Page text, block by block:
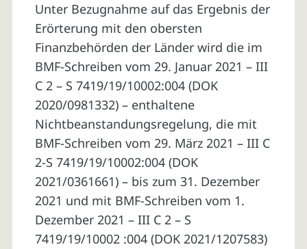
Unter Bezugnahme auf das Ergebnis der
Erörterung mit den obersten
Finanzbehörden der Länder wird die im
BMF-Schreiben vom 29. Januar 2021 – III
C 2 – S 7419/19/10002:004 (DOK
2020/0981332) – enthaltene
Nichtbeanstandungsregelung, die mit
BMF-Schreiben vom 29. März 2021 – III C
2-S 7419/19/10002:004 (DOK
2021/0361661) – bis zum 31. Dezember
2021 und mit BMF-Schreiben vom 1.
Dezember 2021 – III C 2 – S
7419/19/10002 :004 (DOK 2021/1207583)